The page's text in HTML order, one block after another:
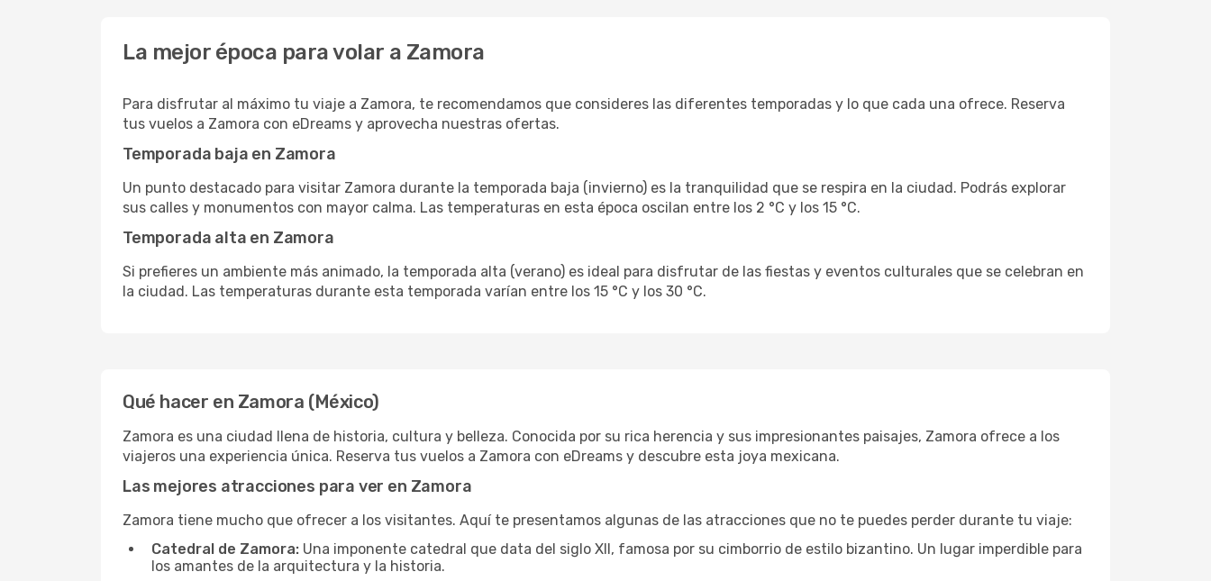
La mejor época para volar a Zamora
Para disfrutar al máximo tu viaje a Zamora, te recomendamos que consideres las diferentes temporadas y lo que cada una ofrece. Reserva
tus vuelos a Zamora con eDreams y aprovecha nuestras ofertas.
Temporada baja en Zamora
Un punto destacado para visitar Zamora durante la temporada baja (invierno) es la tranquilidad que se respira en la ciudad. Podrás explorar
sus calles y monumentos con mayor calma. Las temperaturas en esta época oscilan entre los 2 °C y los 15 °C.
Temporada alta en Zamora
Si prefieres un ambiente más animado, la temporada alta (verano) es ideal para disfrutar de las fiestas y eventos culturales que se celebran en
la ciudad. Las temperaturas durante esta temporada varían entre los 15 °C y los 30 °C.
Qué hacer en Zamora (México)
Zamora es una ciudad llena de historia, cultura y belleza. Conocida por su rica herencia y sus impresionantes paisajes, Zamora ofrece a los
viajeros una experiencia única. Reserva tus vuelos a Zamora con eDreams y descubre esta joya mexicana.
Las mejores atracciones para ver en Zamora
Zamora tiene mucho que ofrecer a los visitantes. Aquí te presentamos algunas de las atracciones que no te puedes perder durante tu viaje:
Catedral de Zamora: Una imponente catedral que data del siglo XII, famosa por su cimborrio de estilo bizantino. Un lugar imperdible para
los amantes de la arquitectura y la historia.